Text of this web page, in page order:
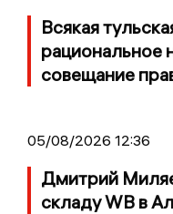
Всякая
рациональное
совещание
05/08/2026 12:36
Дмитрий
складу WB в